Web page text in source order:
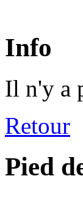
Info
Il n'y a
Retour
Pied